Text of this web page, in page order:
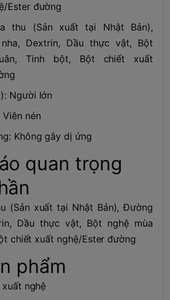
Ester đường
thu (Sản xuất tại Nhật Bản),
Dextrin, Dầu thực vật, Bột
Tinh bột, Bột chiết xuất
Người lớn
nén
Không gây dị ứng
quan trọng
(Sản xuất tại Nhật Bản), Đường
Dầu thực vật, Bột nghệ mùa
chiết xuất nghệ/Ester đường
phẩm
nghệ